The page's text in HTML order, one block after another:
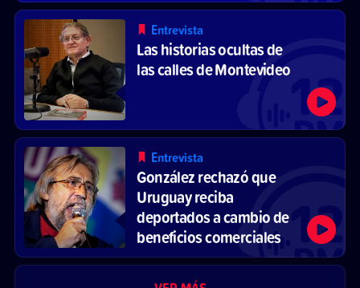
Entrevista
Las historias ocultas de
las calles de Montevideo
Entrevista
González rechazó que
Uruguay reciba
deportados a cambio de
beneficios comerciales